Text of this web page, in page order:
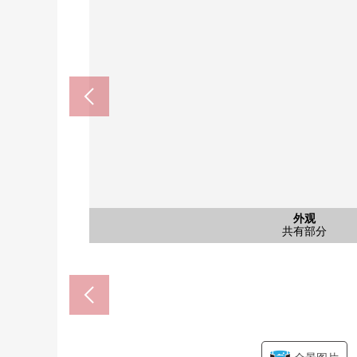
外观
共有部分
客厅
客厅
厨房
厨房
公共汽车
公共汽车
洗脸
洗脸
外观
停车场
外观
风景
客厅
客厅
客厅
客厅
室内
餐厅
日式房间
日式房间
西式房间
西式房间
西式房间
西式房间
西式房间
西式房间
门口
门口
阳台
风景
厕所
1楼厕所
厕所
2楼厕所
外观
外观
外观
共有部分
外观
风景
客厅
客厅
客厅
客厅
客厅
客厅
客厅
客厅
客厅
客厅
客厅
客厅
客厅
客厅
厨房
厨房
厨房
厨房
洗脸
洗脸室
停车场
院子
院子
院子
院子
院子
院子
院子
外观
外观(红叶时期)
外观
外观(红叶时期)
含有前面道路的外观
北侧前面道路
含有前面道路的外观
北侧前面道路
含有前面道路的外观
西侧前面道路
其他
东山
含有前面道路的外观
北侧前面道路(红叶时期
其他
东山(黄昏)
含有前面道路的外观
北侧前面道路
食物一八王子堀之等候室(约